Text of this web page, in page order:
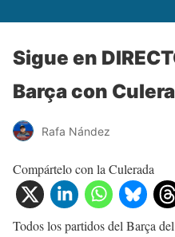
Sigue en
Barça con
Rafa Nández
Compártelo con la Culerada
Todos los partidos del Barça